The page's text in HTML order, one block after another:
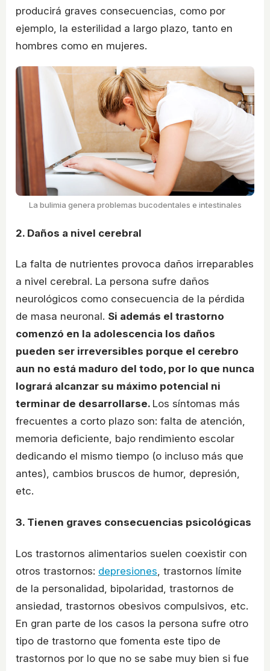
producirá graves consecuencias, como por
ejemplo, la esterilidad a largo plazo, tanto en
hombres como en mujeres.
La bulimia genera problemas bucodentales e intestinales
2. Daños a nivel cerebral
La falta de nutrientes provoca daños irreparables
a nivel cerebral. La persona sufre daños
neurológicos como consecuencia de la pérdida
de masa neuronal. Si además el trastorno
comenzó en la adolescencia los daños
pueden ser irreversibles porque el cerebro
aun no está maduro del todo, por lo que nunca
logrará alcanzar su máximo potencial ni
terminar de desarrollarse. Los síntomas más
frecuentes a corto plazo son: falta de atención,
memoria deficiente, bajo rendimiento escolar
dedicando el mismo tiempo (o incluso más que
antes), cambios bruscos de humor, depresión,
etc.
3. Tienen graves consecuencias psicológicas
Los trastornos alimentarios suelen coexistir con
otros trastornos: depresiones , trastornos límite
de la personalidad, bipolaridad, trastornos de
ansiedad, trastornos obesivos compulsivos, etc.
En gran parte de los casos la persona sufre otro
tipo de trastorno que fomenta este tipo de
trastornos por lo que no se sabe muy bien si fue